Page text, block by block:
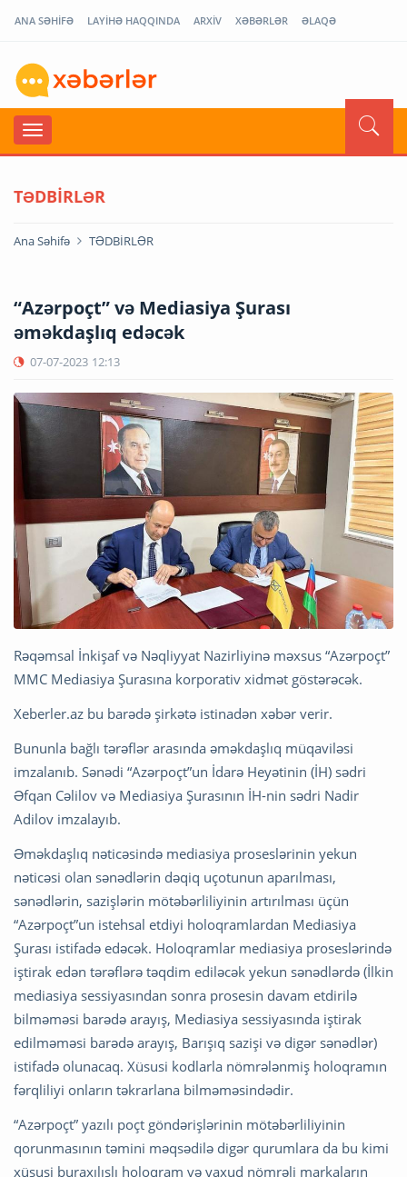
ANA SƏHİFƏ LAYİHƏ HAQQINDA ARXİV XƏBƏRLƏR ƏLAQƏ
TƏDBİRLƏR
Ana Səhifə TƏDBİRLƏR
“Azərpoçt” və Mediasiya Şurası
əməkdaşlıq edəcək
07-07-2023 12:13
Rəqəmsal İnkişaf və Nəqliyyat Nazirliyinə məxsus “Azərpoçt”
MMC Mediasiya Şurasına korporativ xidmət göstərəcək.
Xeberler.az bu barədə şirkətə istinadən xəbər verir.
Bununla bağlı tərəflər arasında əməkdaşlıq müqaviləsi
imzalanıb. Sənədi “Azərpoçt”un İdarə Heyətinin (İH) sədri
Əfqan Cəlilov və Mediasiya Şurasının İH-nin sədri Nadir
Adilov imzalayıb.
Əməkdaşlıq nəticəsində mediasiya proseslərinin yekun
nəticəsi olan sənədlərin dəqiq uçotunun aparılması,
sənədlərin, sazişlərin mötəbərliliyinin artırılması üçün
“Azərpoçt”un istehsal etdiyi holoqramlardan Mediasiya
Şurası istifadə edəcək. Holoqramlar mediasiya proseslərində
iştirak edən tərəflərə təqdim ediləcək yekun sənədlərdə (İlkin
mediasiya sessiyasından sonra prosesin davam etdirilə
bilməməsi barədə arayış, Mediasiya sessiyasında iştirak
edilməməsi barədə arayış, Barışıq sazişi və digər sənədlər)
istifadə olunacaq. Xüsusi kodlarla nömrələnmiş holoqramın
fərqliliyi onların təkrarlana bilməməsindədir.
“Azərpoçt” yazılı poçt göndərişlərinin mötəbərliliyinin
qorunmasının təmini məqsədilə digər qurumlara da bu kimi
xüsusi buraxılışlı holoqram və yaxud nömrəli markaların